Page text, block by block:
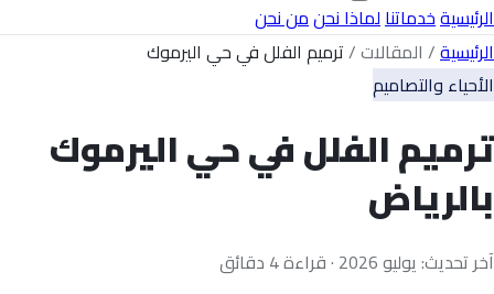
الرئيسيةخدماتنالماذا نحنمن نحن
الرئيسية/ المقالات/ترميم الفلل في حي اليرموك
الأحياء والتصاميم
ترميم الفلل في حي اليرموك
بالرياض
آخر تحديث: يوليو 2026 · قراءة 4 دقائق